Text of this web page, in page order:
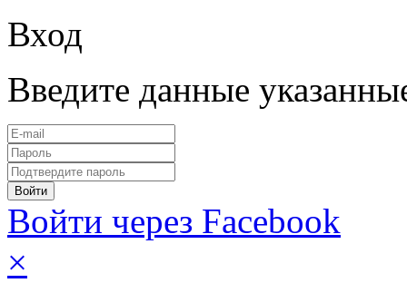
Вход
Введите данные
Войти через Facebook
×